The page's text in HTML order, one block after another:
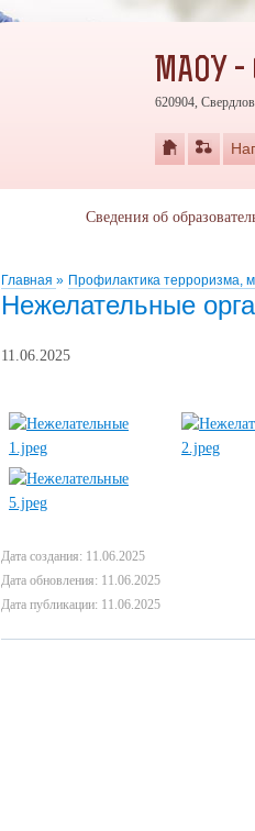
Главная » Профилактика терроризма,
Нежелательные
11.06.2025
Дата создания: 11.06.2025
Дата обновления: 11.06.2025
Дата публикации: 11.06.2025
МАОУ
620904,
Сведения об